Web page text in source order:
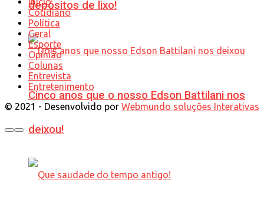
depósitos de lixo!
Cinco anos que o nosso Edson Battilani nos
deixou!
Cotidiano
Política
Geral
Esporte
Opinião
Colunas
Entrevista
Entretenimento
© 2021 - Desenvolvido por Webmundo soluções Interativas